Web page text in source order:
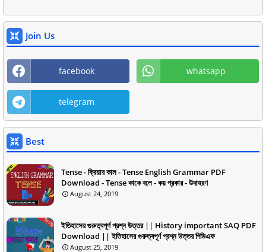
Join Us
facebook whatsapp
telegram
Best
Tense - ক্রিয়ার কাল - Tense English Grammar PDF
Download - Tense কাকে বলে - কয় প্রকার - উদাহরণ
August 24, 2019
ইতিহাসের গুরুত্বপূর্ণ প্রশ্ন উত্তর || History important SAQ PDF
Download || ইতিহাসের গুরুত্বপূর্ণ প্রশ্ন উত্তর পিডিএফ
August 25, 2019